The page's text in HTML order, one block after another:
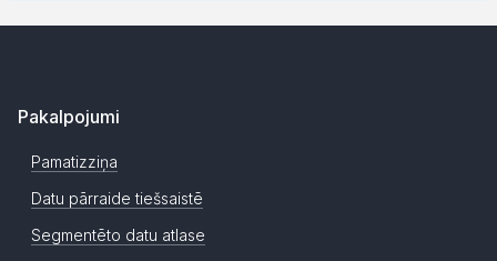
Pakalpojumi
Pamatizziņa
Datu pārraide tiešsaistē
Segmentēto datu atlase